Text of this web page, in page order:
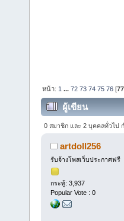
หน้า: 1 ...72 73 74 75 76 [77
ผู้เขียน
358957 ครั้ง)
0 สมาชิก และ 2 บุคคลทั่วไป
artdoll256
รับจ้างโพสเว็บประกาศฟรี
กระทู้: 3,937
Popular Vote : 0